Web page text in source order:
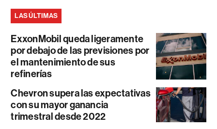
LAS ÚLTIMAS
ExxonMobil queda ligeramente
por debajo de las previsiones por
el mantenimiento de sus
refinerías
Chevron supera las expectativas
con su mayor ganancia
trimestral desde 2022